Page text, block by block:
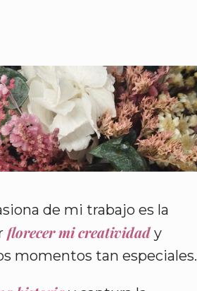
de mi trabajo es la
florecer mi creatividady
momentos tan especiales.